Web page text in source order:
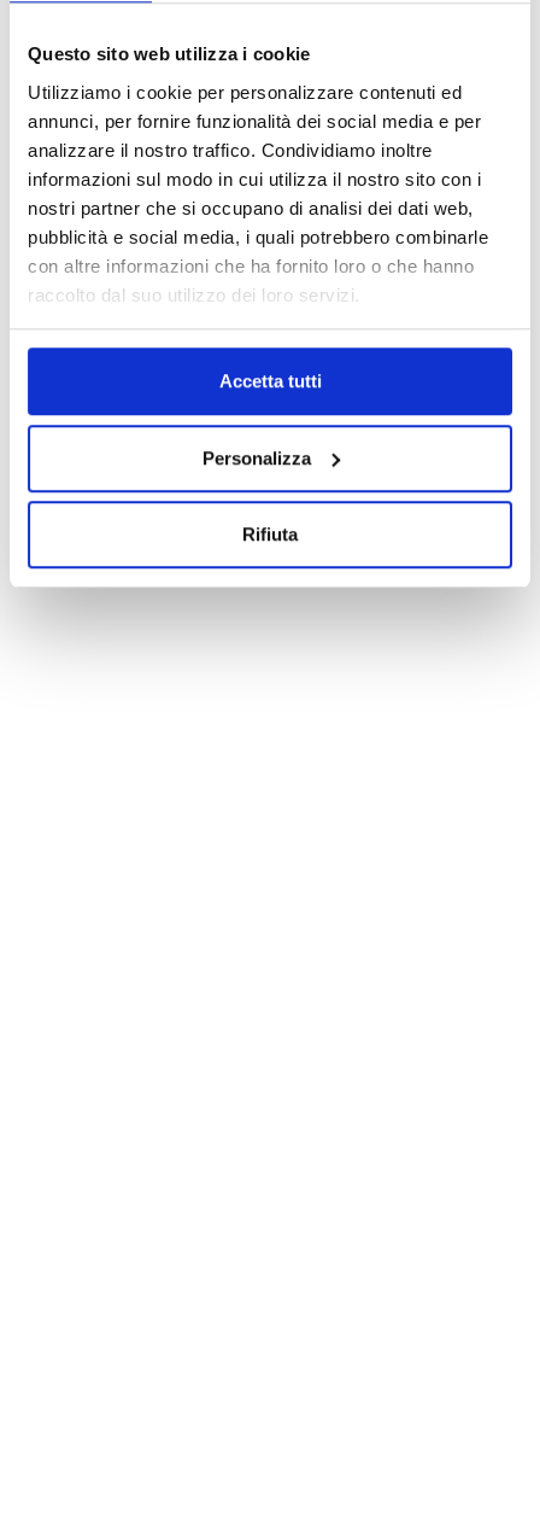
Questo sito web utilizza i cookie
Utilizziamo i cookie per personalizzare contenuti ed
annunci, per fornire funzionalità dei social media e per
analizzare il nostro traffico. Condividiamo inoltre
informazioni sul modo in cui utilizza il nostro sito con i
nostri partner che si occupano di analisi dei dati web,
pubblicità e social media, i quali potrebbero combinarle
con altre informazioni che ha fornito loro o che hanno
raccolto dal suo utilizzo dei loro servizi.
Accetta tutti
Personalizza
Rifiuta